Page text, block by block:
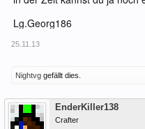
Lg.Georg186
25.11.13
Nightvg gefällt dies.
EnderKiller138
Crafter